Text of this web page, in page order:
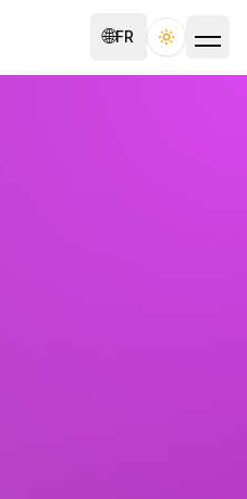
🌐FR Toggle